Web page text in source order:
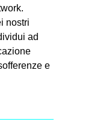
nostri
ad
e